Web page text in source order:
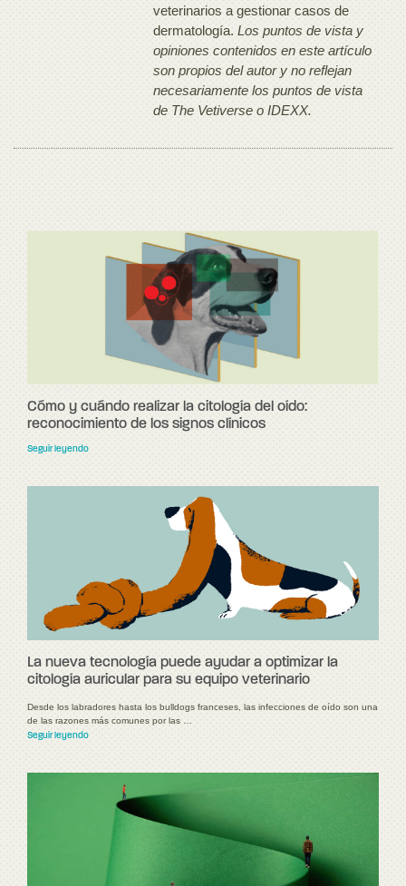
veterinarios a gestionar casos de
dermatología.Los puntos de vista y
opiniones contenidos en este artículo
son propios del autor y no reflejan
necesariamente los puntos de vista
de The Vetiverse o IDEXX.
Cómo y cuándo realizar la citología del oído:
reconocimiento de los signos clínicos
Seguir leyendo
La nueva tecnología puede ayudar a optimizar la
citología auricular para su equipo veterinario
Desde los labradores hasta los bulldogs franceses, las infecciones de oído son una
de las razones más comunes por las …
Seguir leyendo